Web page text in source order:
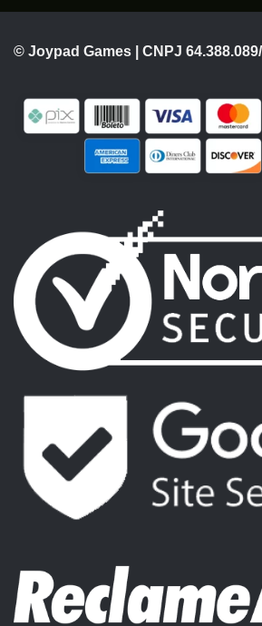
© Joypad Games | CNPJ